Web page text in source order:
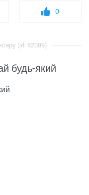
0
(id: 82089)
будь-який